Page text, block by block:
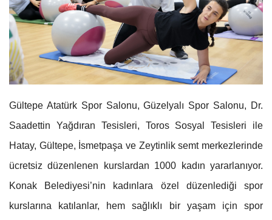
Gültepe Atatürk Spor Salonu, Güzelyalı Spor Salonu, Dr.
Saadettin Yağdıran Tesisleri, Toros Sosyal Tesisleri ile
Hatay, Gültepe, İsmetpaşa ve Zeytinlik semt merkezlerinde
ücretsiz düzenlenen kurslardan 1000 kadın yararlanıyor.
Konak Belediyesi’nin kadınlara özel düzenlediği spor
kurslarına katılanlar, hem sağlıklı bir yaşam için spor